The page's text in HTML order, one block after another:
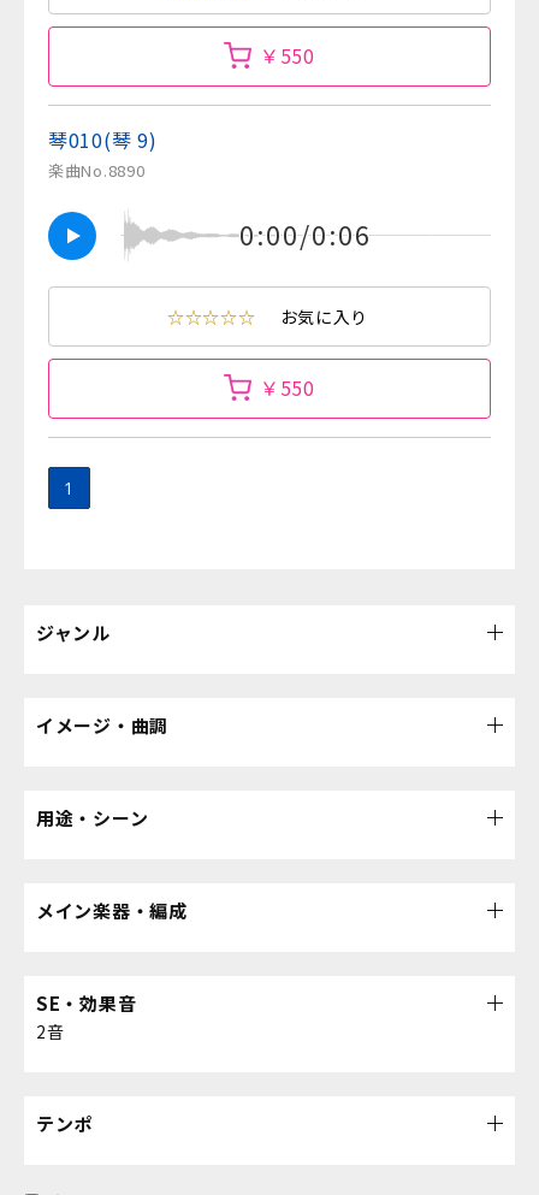
￥550
琴010(琴 9)
楽曲No.8890
0:00/0:06
☆☆☆☆☆ お気に入り
￥550
1
ジャンル
イメージ・曲調
用途・シーン
メイン楽器・編成
SE・効果音
2音
テンポ